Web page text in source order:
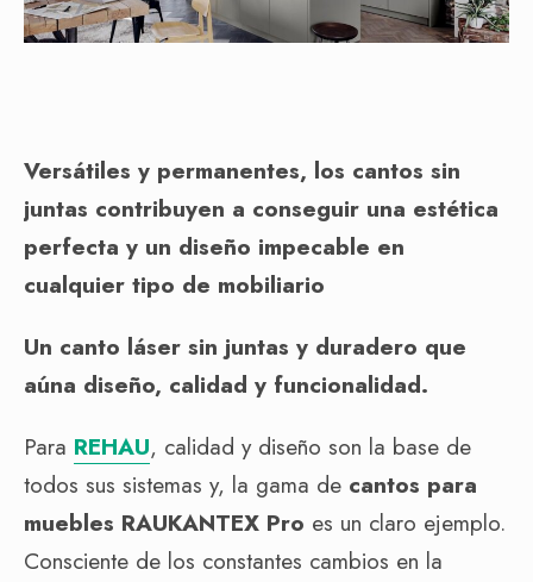
Versátiles y permanentes, los cantos sin
juntas contribuyen a conseguir una estética
perfecta y un diseño impecable en
cualquier tipo de mobiliario
Un canto láser sin juntas y duradero que
aúna diseño, calidad y funcionalidad.
Para REHAU, calidad y diseño son la base de
todos sus sistemas y, la gama de cantos para
muebles RAUKANTEX Pro es un claro ejemplo.
Consciente de los constantes cambios en la